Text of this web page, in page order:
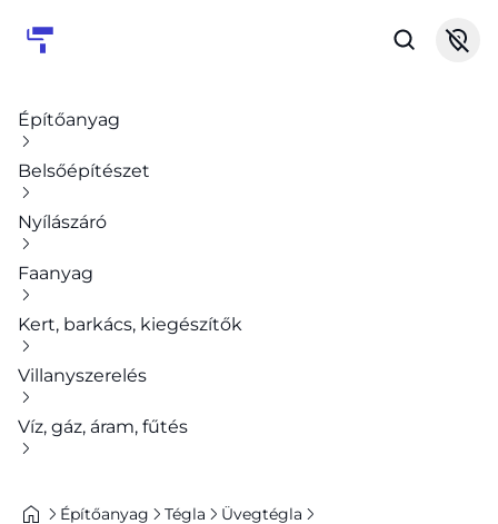
Építőanyag
Belsőépítészet
Nyílászáró
Faanyag
Kert, barkács, kiegészítők
Villanyszerelés
Víz, gáz, áram, fűtés
Építőanyag Tégla
Üvegtégla